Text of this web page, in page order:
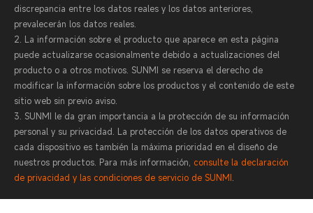
discrepancia entre los datos reales y los datos anteriores,
prevalecerán los datos reales.
2. La información sobre el producto que aparece en esta página
puede actualizarse ocasionalmente debido a actualizaciones del
producto o a otros motivos. SUNMI se reserva el derecho de
modificar la información sobre los productos y el contenido de este
sitio web sin previo aviso.
3. SUNMI le da gran importancia a la protección de su información
personal y su privacidad. La protección de los datos operativos de
cada dispositivo es también la máxima prioridad en el diseño de
nuestros productos. Para más información, consulte la declaración
de privacidad y las condiciones de servicio de SUNMI